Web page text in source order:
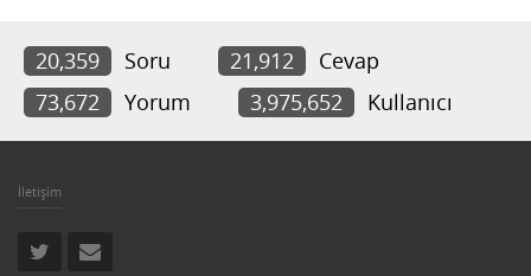
20,359 Soru 21,912
Cevap
73,672
Yorum 3,975,652 Kullanıcı
İletişim